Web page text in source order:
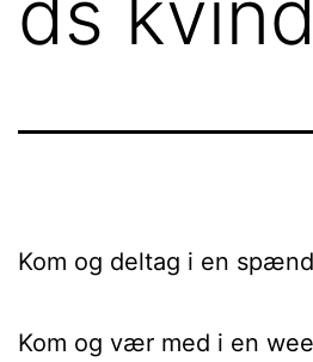
Kom og deltag i en
Kom og vær med i en